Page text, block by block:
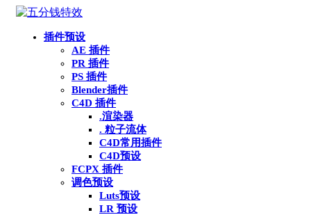
插件预设
AE 插件
PR 插件
PS 插件
Blender插件
C4D 插件
.渲染器
. 粒子流体
C4D常用插件
C4D预设
FCPX 插件
调色预设
Luts预设
LR 预设